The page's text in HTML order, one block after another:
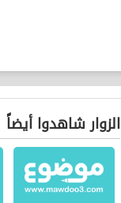
الزوار شاهدوا أيضاً